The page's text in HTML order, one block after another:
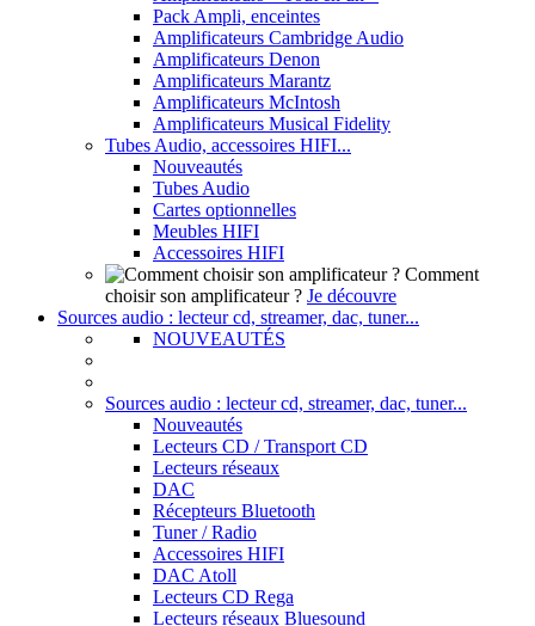
Pack Ampli, enceintes
Amplificateurs Cambridge Audio
Amplificateurs Denon
Amplificateurs Marantz
Amplificateurs McIntosh
Amplificateurs Musical Fidelity
Tubes Audio, accessoires HIFI...
Nouveautés
Tubes Audio
Cartes optionnelles
Meubles HIFI
Accessoires HIFI
Comment
choisir son amplificateur ? Je découvre
Sources audio : lecteur cd, streamer, dac, tuner...
NOUVEAUTÉS
Sources audio : lecteur cd, streamer, dac, tuner...
Nouveautés
Lecteurs CD / Transport CD
Lecteurs réseaux
DAC
Récepteurs Bluetooth
Tuner / Radio
Accessoires HIFI
DAC Atoll
Lecteurs CD Rega
Lecteurs réseaux Bluesound